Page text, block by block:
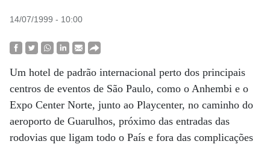
14/07/1999 - 10:00
Um hotel de padrão internacional perto dos principais
centros de eventos de São Paulo, como o Anhembi e o
Expo Center Norte, junto ao Playcenter, no caminho do
aeroporto de Guarulhos, próximo das entradas das
rodovias que ligam todo o País e fora das complicações